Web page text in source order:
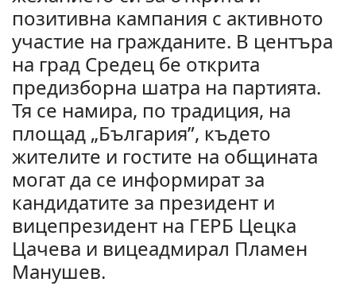
позитивна кампания с активното
участие на гражданите. В центъра
на град Средец бе открита
предизборна шатра на партията.
Тя се намира, по традиция, на
площад „България”, където
жителите и гостите на общината
могат да се информират за
кандидатите за президент и
вицепрезидент на ГЕРБ Цецка
Цачева и вицеадмирал Пламен
Манушев.